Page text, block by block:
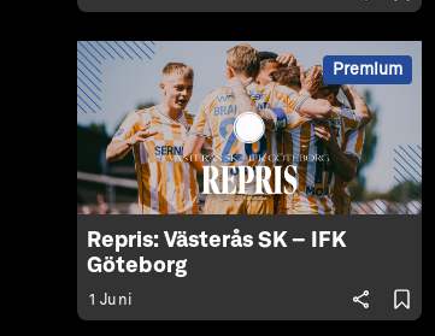
Premium
Repris: Västerås SK – IFK
Göteborg
1 Juni